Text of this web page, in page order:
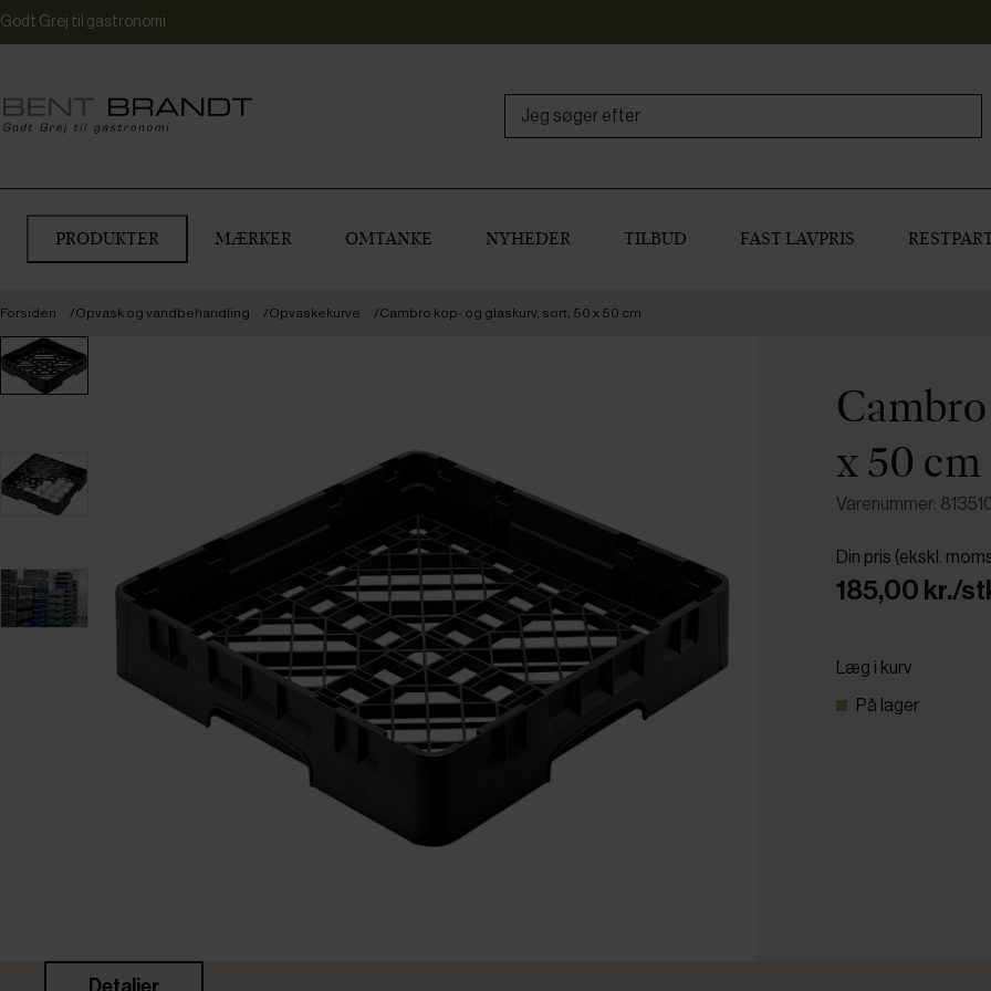
Godt Grej til gastronomi
PRODUKTER MÆRKER OMTANKE NYHEDER TILBUD FAST LAVPRIS
Forsiden Opvask og vandbehandling Opvaskekurve Cambro kop- og glaskurv, sort, 50 x 50 cm
x 50 cm
Varenummer:
Din pris (ekskl.
185,00 kr./
Læg i kurv
På lager
Detaljer